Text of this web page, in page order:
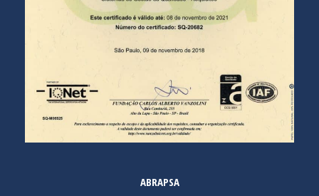
ABRAPSA